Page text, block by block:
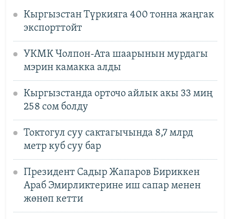
Кыргызстан Түркияга 400 тонна жаңгак
экспорттойт
УКМК Чолпон-Ата шаарынын мурдагы
мэрин камакка алды
Кыргызстанда орточо айлык акы 33 миң
258 сом болду
Токтогул суу сактагычында 8,7 млрд
метр куб суу бар
Президент Садыр Жапаров Бириккен
Араб Эмирликтерине иш сапар менен
жөнөп кетти